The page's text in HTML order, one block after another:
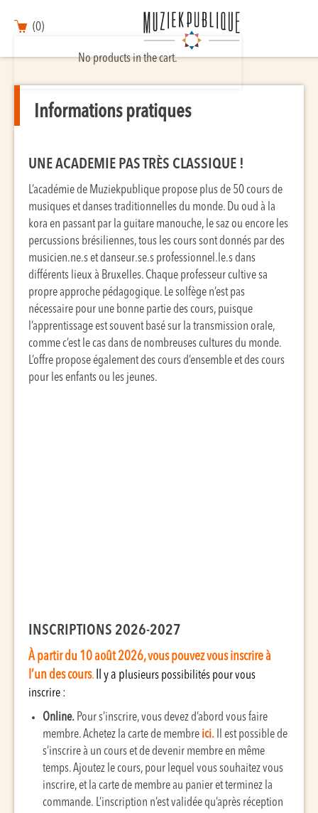
(0)
No products in the cart.
Informations pratiques
UNE ACADEMIE PAS TRÈS CLASSIQUE !
L’académie de Muziekpublique propose plus de 50 cours de
musiques et danses traditionnelles du monde. Du oud à la
kora en passant par la guitare manouche, le saz ou encore les
percussions brésiliennes, tous les cours sont donnés par des
musicien.ne.s et danseur.se.s professionnel.le.s dans
différents lieux à Bruxelles. Chaque professeur cultive sa
propre approche pédagogique. Le solfège n’est pas
nécessaire pour une bonne partie des cours, puisque
l’apprentissage est souvent basé sur la transmission orale,
comme c’est le cas dans de nombreuses cultures du monde.
L’offre propose également des cours d’ensemble et des cours
pour les enfants ou les jeunes.
INSCRIPTIONS 2026-2027
À partir du 10 août 2026, vous pouvez vous inscrire à
l’un des cours. Il y a p lusieurs possibilités pour vous
inscrire :
Online. Pour s’inscrire, vous devez d’abord vous faire
membre. Achetez la carte de membre ici.
Il est possible de
s’inscrire à un cours et de devenir membre en même
temps.Ajoutez le cours, pour lequel vous souhaitez vous
inscrire, et la carte de membre au panier et terminez la
commande. L’inscription n’est validée qu’après réception